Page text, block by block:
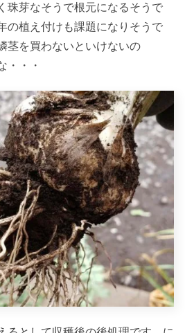
珠芽なそうで根元になるそうで
の植え付けも課題になりそうで
茎を買わないといけないの
・・・